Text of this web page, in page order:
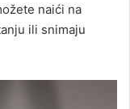
naići na
ili snimaju